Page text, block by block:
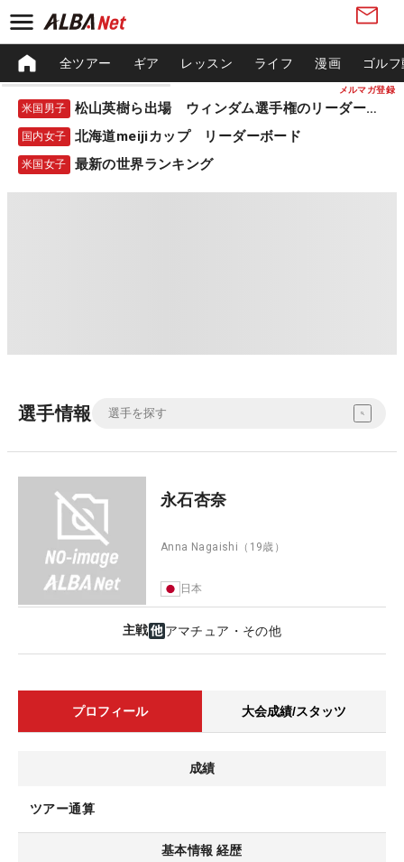
メルマガ登録
全ツアー ギア レッスン ライフ 漫画 ゴル
米国男子 松山英樹ら出場 ウィンダム選手権のリーダーボード
国内女子 北海道meijiカップ リーダーボード
米国女子 最新の世界ランキング
選手情報
永石杏奈
Anna Nagaishi （19歳）
日本
主戦 アマチュア・その他
プロフィール 大会成績/スタッツ
成績
ツアー通算
基本情報 経歴